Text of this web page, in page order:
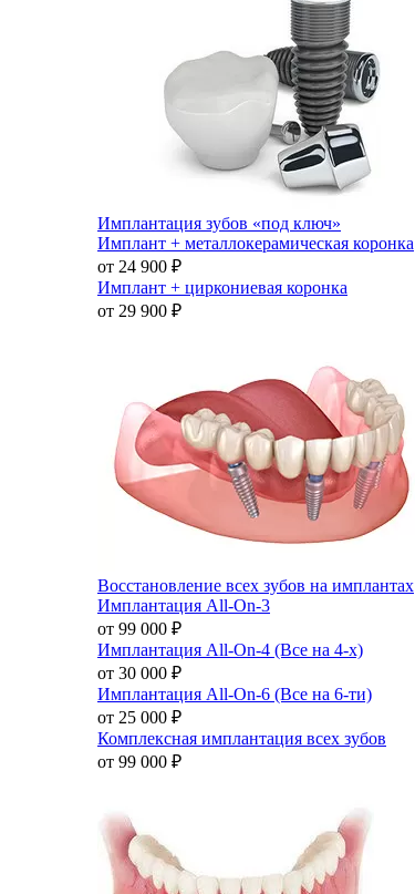
Имплантация зубов «под ключ»
Имплант + металлокерамическая коронка
от 24 900 ₽
Имплант + циркониевая коронка
от 29 900 ₽
Восстановление всех зубов на имплантах
Имплантация All-On-3
от 99 000 ₽
Имплантация All-On-4 (Все на 4-х)
от 30 000 ₽
Имплантация All-On-6 (Все на 6-ти)
от 25 000 ₽
Комплексная имплантация всех зубов
от 99 000 ₽